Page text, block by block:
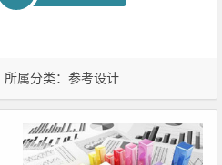
属分类：参考设计